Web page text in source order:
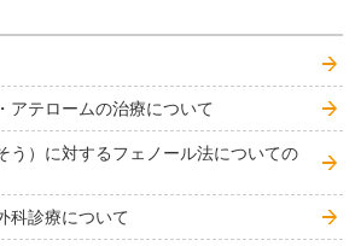
アテロームの治療について
う）に対するフェノール法についての
科診療について